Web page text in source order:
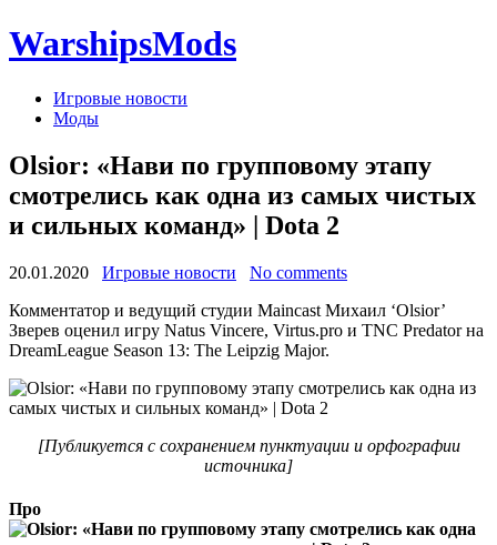
WarshipsMods
Игровые новости
Моды
Olsior: «Нави по групповому этапу
смотрелись как одна из самых чистых
и сильных команд» | Dota 2
20.01.2020 Игровые новости
No comments
Комментатор и ведущий студии Maincast Михаил ‘Olsior’
Зверев оценил игру Natus Vincere, Virtus.pro и TNC Predator на
DreamLeague Season 13: The Leipzig Major.
[Публикуется с сохранением пунктуации и орфографии
источника]
Про